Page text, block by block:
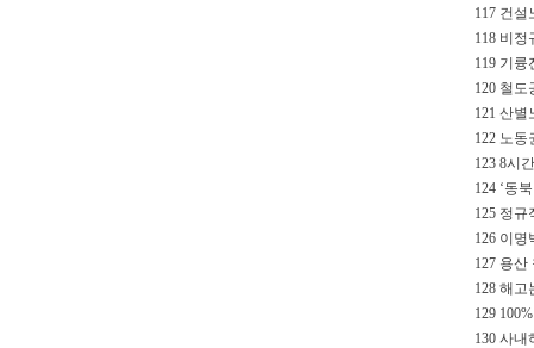
117 건설
118 비정
119 기
120 철
121 산별
122 노동
123 8시
124 ‘동
125 정
126 이명
127 용산
128 해
129
130 사